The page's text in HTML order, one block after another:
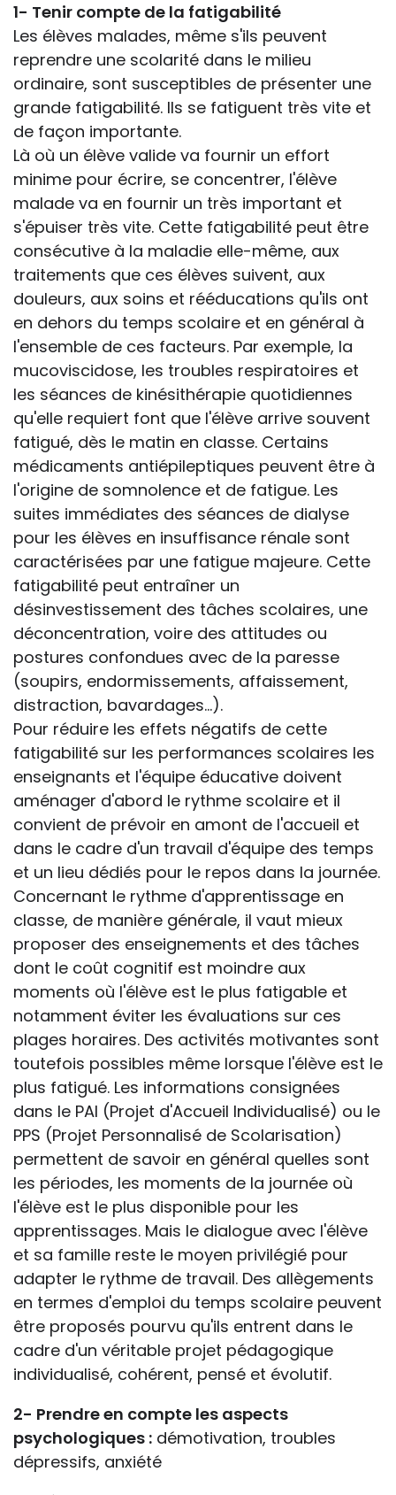
1- Tenir compte de la fatigabilité
Les élèves malades, même s'ils peuvent
reprendre une scolarité dans le milieu
ordinaire, sont susceptibles de présenter une
grande fatigabilité. Ils se fatiguent très vite et
de façon importante.
Là où un élève valide va fournir un effort
minime pour écrire, se concentrer, l'élève
malade va en fournir un très important et
s'épuiser très vite. Cette fatigabilité peut être
consécutive à la maladie elle-même, aux
traitements que ces élèves suivent, aux
douleurs, aux soins et rééducations qu'ils ont
en dehors du temps scolaire et en général à
l'ensemble de ces facteurs. Par exemple, la
mucoviscidose, les troubles respiratoires et
les séances de kinésithérapie quotidiennes
qu'elle requiert font que l'élève arrive souvent
fatigué, dès le matin en classe. Certains
médicaments antiépileptiques peuvent être à
l'origine de somnolence et de fatigue. Les
suites immédiates des séances de dialyse
pour les élèves en insuffisance rénale sont
caractérisées par une fatigue majeure. Cette
fatigabilité peut entraîner un
désinvestissement des tâches scolaires, une
déconcentration, voire des attitudes ou
postures confondues avec de la paresse
(soupirs, endormissements, affaissement,
distraction, bavardages...).
Pour réduire les effets négatifs de cette
fatigabilité sur les performances scolaires les
enseignants et l'équipe éducative doivent
aménager d'abord le rythme scolaire et il
convient de prévoir en amont de l'accueil et
dans le cadre d'un travail d'équipe des temps
et un lieu dédiés pour le repos dans la journée.
Concernant le rythme d'apprentissage en
classe, de manière générale, il vaut mieux
proposer des enseignements et des tâches
dont le coût cognitif est moindre aux
moments où l'élève est le plus fatigable et
notamment éviter les évaluations sur ces
plages horaires. Des activités motivantes sont
toutefois possibles même lorsque l'élève est le
plus fatigué. Les informations consignées
dans le PAI (Projet d'Accueil Individualisé) ou le
PPS (Projet Personnalisé de Scolarisation)
permettent de savoir en général quelles sont
les périodes, les moments de la journée où
l'élève est le plus disponible pour les
apprentissages. Mais le dialogue avec l'élève
et sa famille reste le moyen privilégié pour
adapter le rythme de travail. Des allègements
en termes d'emploi du temps scolaire peuvent
être proposés pourvu qu'ils entrent dans le
cadre d'un véritable projet pédagogique
individualisé, cohérent, pensé et évolutif.
2- Prendre en compte les aspects
psychologiques : démotivation, troubles
dépressifs, anxiété